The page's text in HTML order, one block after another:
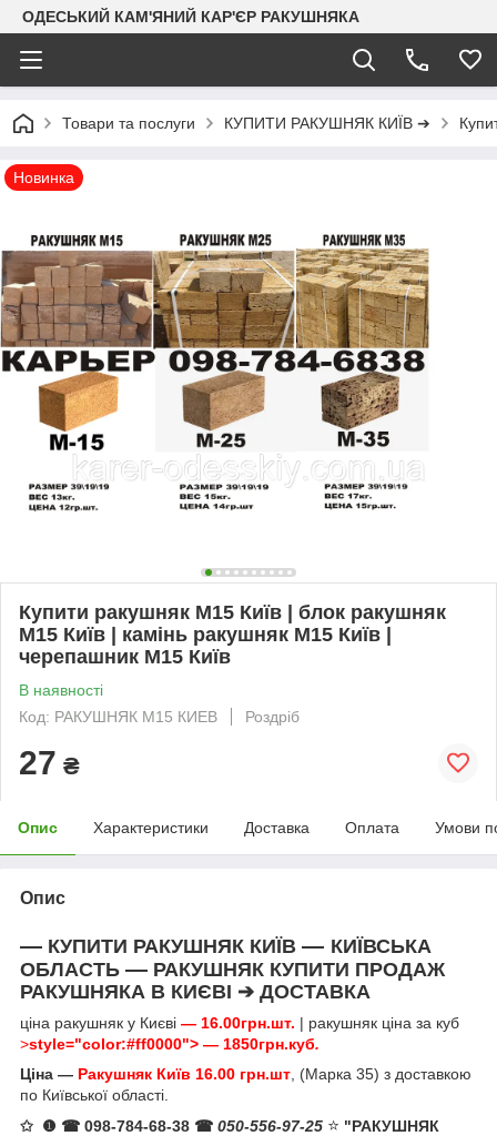
ОДЕСЬКИЙ КАМ'ЯНИЙ КАР'ЄР РАКУШНЯКА
Товари та послуги КУПИТИ РАКУШНЯК КИЇВ ➔
Новинка
Купити ракушняк М15 Київ | блок ракушняк
М15 Київ | камінь ракушняк М15 Київ |
черепашник М15 Київ
В наявності
Код: РАКУШНЯК М15 КИЕВ
Роздріб
27 ₴
Опис Характеристики Доставка Оплата Умови
Опис
— КУПИТИ РАКУШНЯК КИЇВ — КИЇВСЬКА
ОБЛАСТЬ — РАКУШНЯК КУПИТИ ПРОДАЖ
РАКУШНЯКА В КИЄВІ ➔ ДОСТАВКА
ціна ракушняк у Києві — 16.00грн.шт. | ракушняк ціна за куб
>style="color:#ff0000"> — 1850грн.куб.
Ціна — Ракушняк Київ 16.00 грн.шт , (Марка 35) з доставкою
по Київської області.
✩ ❶ ☎ 098-784-68-38 ☎ 050-556-97-25 ⭐️ "РАКУШНЯК